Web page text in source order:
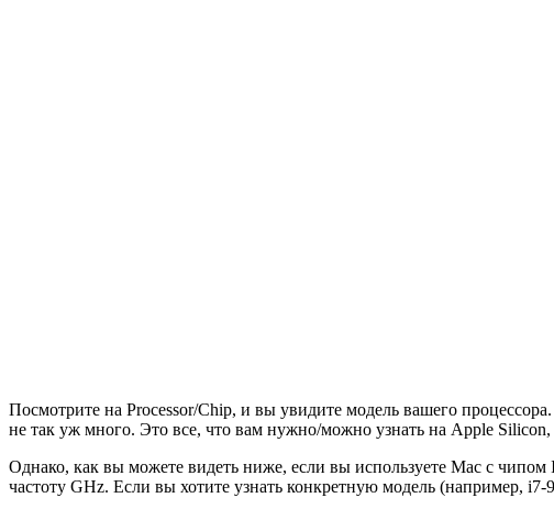
Посмотрите на Processor/Chip, и вы увидите модель вашего
не так уж много. Это все, что вам нужно/можно узнать на Apple
Однако, как вы можете видеть ниже, если вы используете Mac с
частоту GHz. Если вы хотите узнать конкретную модель (например,